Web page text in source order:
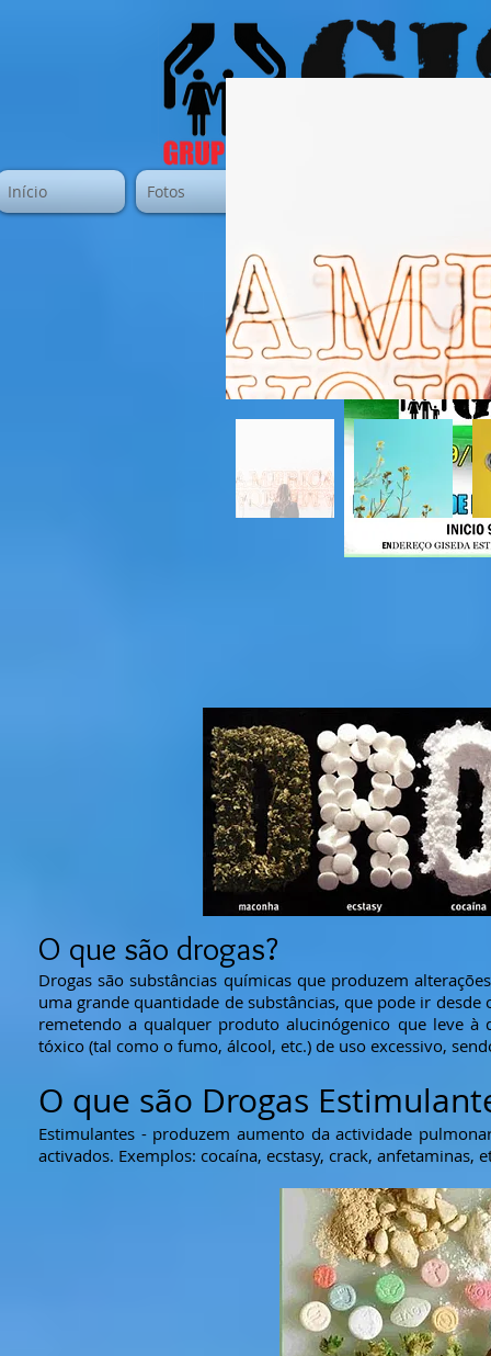
Início Fotos
O que são drogas?
Drogas são substâncias químicas que produzem
uma grande quantidade de substâncias, que pode ir
remetendo a qualquer produto alucinógenico que leve
tóxico (tal como o fumo, álcool, etc.) de uso excessivo,
O que são Drogas
Estimulantes - produzem aumento da actividade
activados. Exemplos: cocaína, ecstasy, crack, anfetaminas,